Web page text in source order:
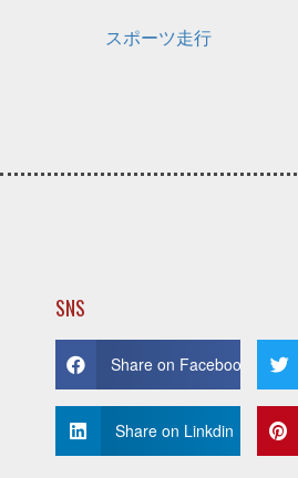
スポーツ走行
SNS
Share on Facebook
Share on Linkdin